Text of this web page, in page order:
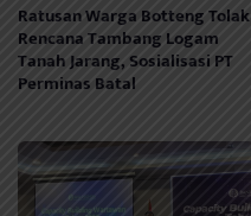
Ratusan Warga Botteng Tolak
Rencana Tambang Logam
Tanah Jarang, Sosialisasi PT
Perminas Batal